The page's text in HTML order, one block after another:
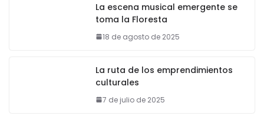
La escena musical emergente se
toma la Floresta
18 de agosto de 2025
La ruta de los emprendimientos
culturales
7 de julio de 2025